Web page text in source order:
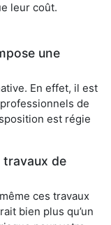
leur coût.
une
En effet, il est
de
est régie
travaux de
ces travaux
bien plus qu’un